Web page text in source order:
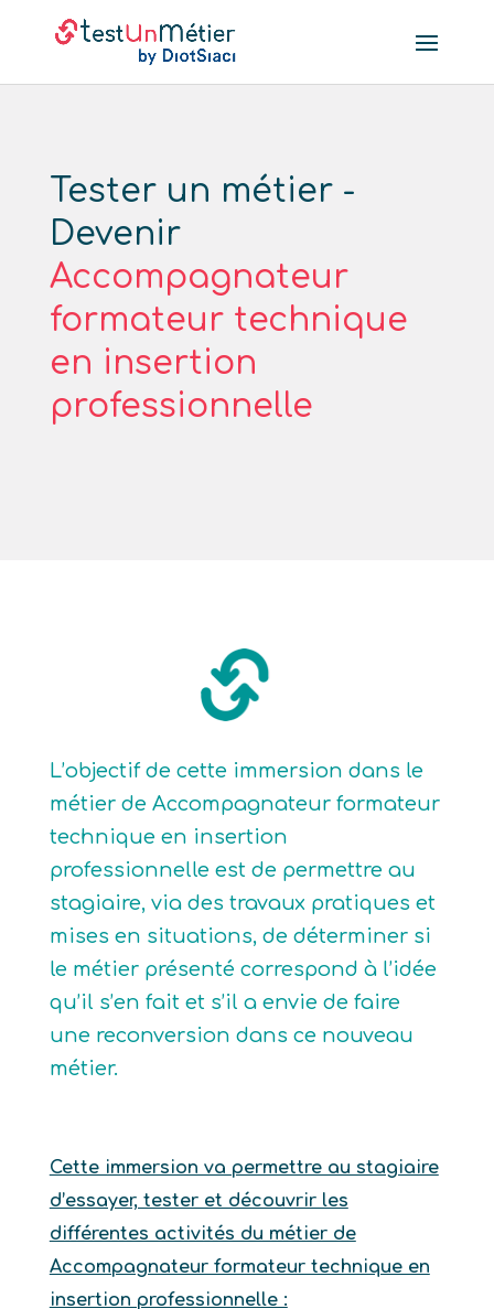
Tester un métier -
Devenir
Accompagnateur
formateur technique
en insertion
professionnelle
L’objectif de cette immersion dans le
métier de Accompagnateur formateur
technique en insertion
professionnelle est de permettre au
stagiaire, via des travaux pratiques et
mises en situations, de déterminer si
le métier présenté correspond à l’idée
qu’il s’en fait et s’il a envie de faire
une reconversion dans ce nouveau
métier.
Cette immersion va permettre au stagiaire
d’essayer, tester et découvrir les
différentes activités du métier de
Accompagnateur formateur technique en
insertion professionnelle :